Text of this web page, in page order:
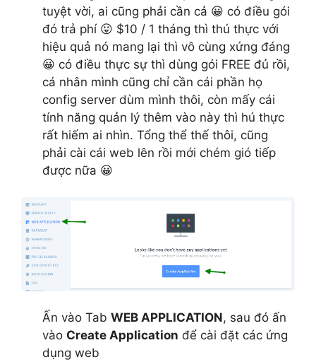
tuyệt vời, ai cũng phải cần cả 😀 có điều gói
đó trả phí 😛 $10 / 1 tháng thì thú thực với
hiệu quả nó mang lại thì vô cùng xứng đáng
😀 có điều thực sự thì dùng gói FREE đủ rồi,
cá nhân mình cũng chỉ cần cái phần họ
config server dùm mình thôi, còn mấy cái
tính năng quản lý thêm vào này thì hú thực
rất hiếm ai nhìn. Tổng thể thế thôi, cũng
phải cài cái web lên rồi mới chém gió tiếp
được nữa 😀
Ấn vào Tab WEB APPLICATION, sau đó ấn
vào Create Application để cài đặt các ứng
dụng web